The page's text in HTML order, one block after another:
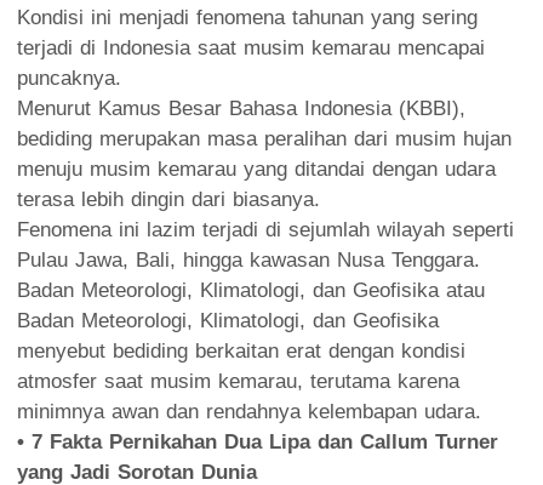
Kondisi ini menjadi fenomena tahunan yang sering
terjadi di Indonesia saat musim kemarau mencapai
puncaknya.
Menurut Kamus Besar Bahasa Indonesia (KBBI),
bediding merupakan masa peralihan dari musim hujan
menuju musim kemarau yang ditandai dengan udara
terasa lebih dingin dari biasanya.
Fenomena ini lazim terjadi di sejumlah wilayah seperti
Pulau Jawa, Bali, hingga kawasan Nusa Tenggara.
Badan Meteorologi, Klimatologi, dan Geofisika atau
Badan Meteorologi, Klimatologi, dan Geofisika
menyebut bediding berkaitan erat dengan kondisi
atmosfer saat musim kemarau, terutama karena
minimnya awan dan rendahnya kelembapan udara.
• 7 Fakta Pernikahan Dua Lipa dan Callum Turner
yang Jadi Sorotan Dunia